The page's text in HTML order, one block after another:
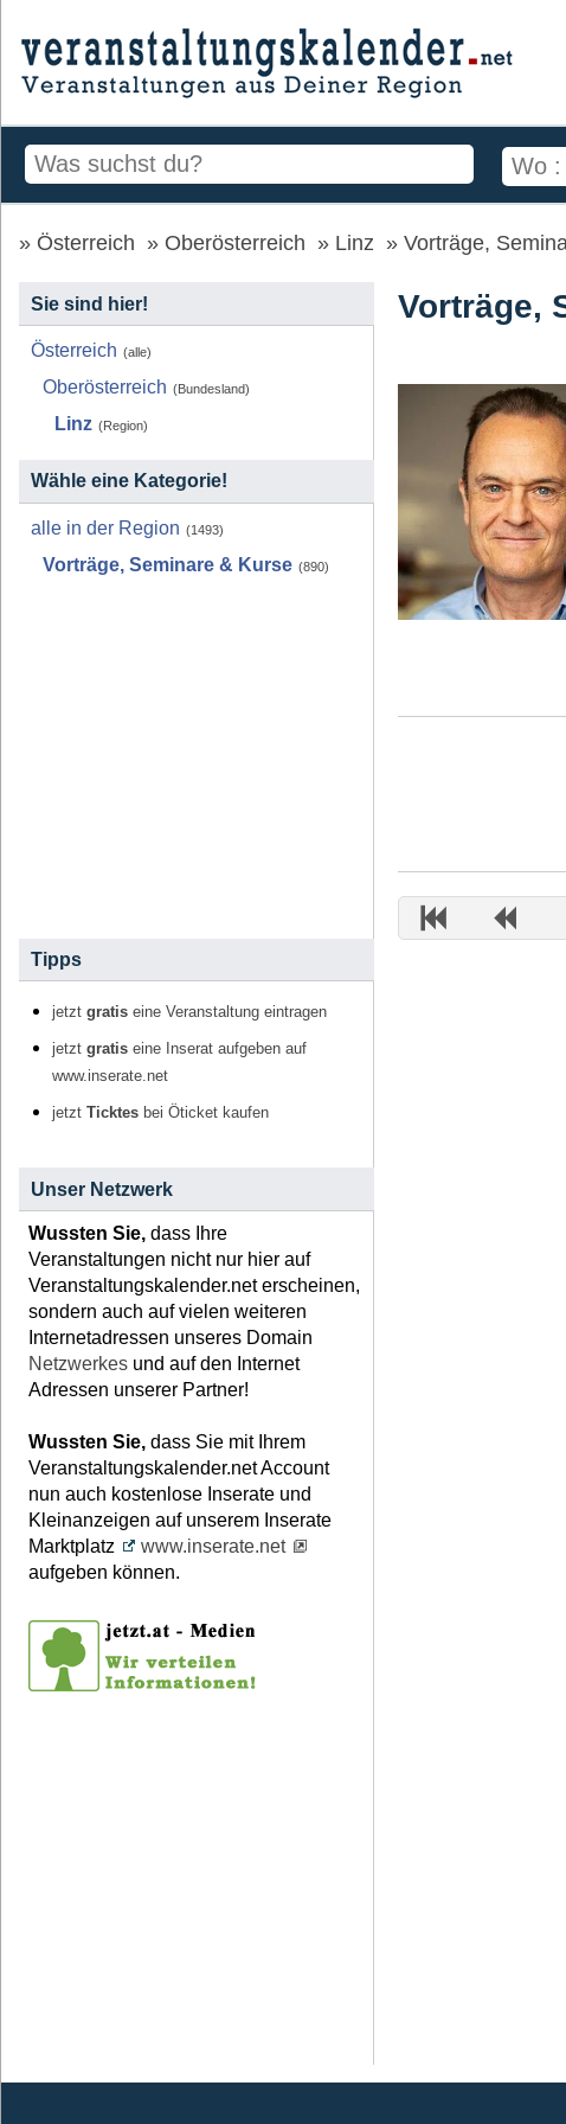
Österreich Oberösterreich Linz Vorträge,
Vorträge,
Sie sind hier!
Österreich (alle)
Oberösterreich (Bundesland)
Linz (Region)
Wähle eine Kategorie!
alle in der Region (1493)
Vorträge, Seminare & Kurse (890)
Tipps
jetzt gratis eine Veranstaltung eintragen
jetzt gratis eine Inserat aufgeben auf
www.inserate.net
jetzt Ticktes bei Öticket kaufen
Unser Netzwerk
Wussten Sie, dass Ihre
Veranstaltungen nicht nur hier auf
Veranstaltungskalender.net erscheinen,
sondern auch auf vielen weiteren
Internetadressen unseres Domain
Netzwerkes und auf den Internet
Adressen unserer Partner!
Wussten Sie, dass Sie mit Ihrem
Veranstaltungskalender.net Account
nun auch kostenlose Inserate und
Kleinanzeigen auf unserem Inserate
Marktplatz
www.inserate.net
aufgeben können.